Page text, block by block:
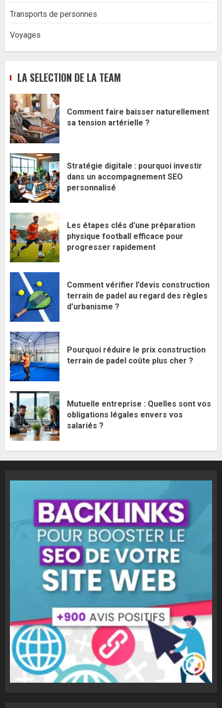
Transports de personnes
Voyages
LA SELECTION DE LA TEAM
Comment faire baisser naturellement
sa tension artérielle ?
Stratégie digitale : pourquoi investir
dans un accompagnement SEO
personnalisé
Les étapes clés d’une préparation
physique football efficace pour
progresser rapidement
Comment vérifier l’devis construction
terrain de padel au regard des règles
d’urbanisme ?
Pourquoi réduire le prix construction
terrain de padel coûte plus cher ?
Mutuelle entreprise : Quelles sont vos
obligations légales envers vos
salariés ?